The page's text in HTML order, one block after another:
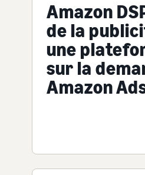
Amazon
de la
une
sur la
Amazon